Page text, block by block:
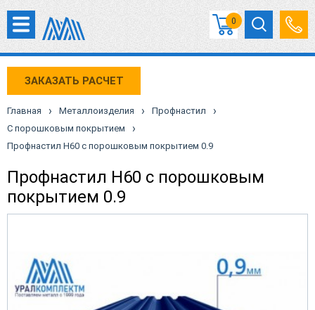
0
ЗАКАЗАТЬ РАСЧЕТ
Главная › Металлоизделия › Профнастил ›
С порошковым покрытием ›
Профнастил Н60 с порошковым покрытием 0.9
Профнастил Н60 с порошковым
покрытием 0.9